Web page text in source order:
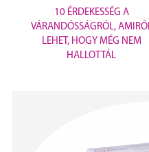
10 ÉRDEKESSÉG A
VÁRANDÓSSÁGRÓL,
LEHET, HOGY MÉG NEM
HALLOTTÁL